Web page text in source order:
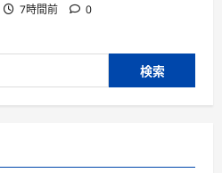
7時間前 0